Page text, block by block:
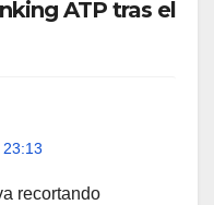
ATP tras el
recortando